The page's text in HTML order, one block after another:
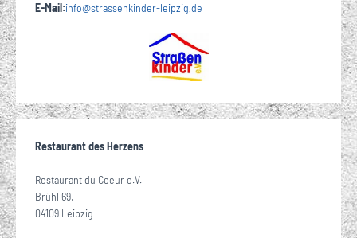
E-Mail:info@strassenkinder-leipzig·de
Restaurant des Herzens
Restaurant du Coeur e.V.
Brühl 69,
04109 Leipzig